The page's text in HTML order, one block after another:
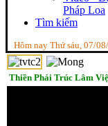
Pháp Loa
Tìm kiếm
Hôm nay Thứ sáu, 07/
Thiền Phái Trúc Lâm